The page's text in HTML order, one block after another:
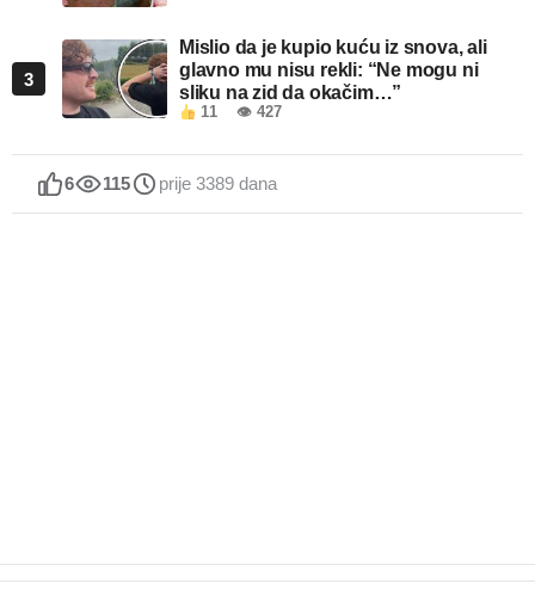
3
Mislio da je kupio kuću iz snova, ali
glavno mu nisu rekli: “Ne mogu ni
sliku na zid da okačim…”
11 👁 427
6 115 prije 3389 dana